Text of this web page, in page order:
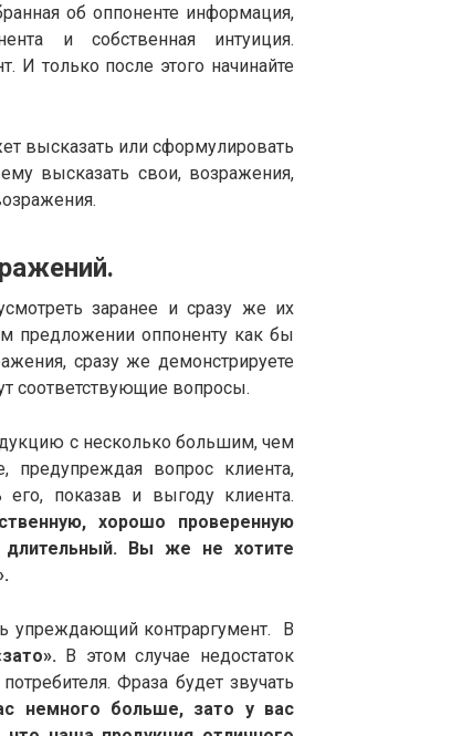
об оппоненте информация,
и собственная интуиция.
И только после этого начинайте
высказать или сформулировать
высказать свои, возражения,
заранее и сразу же их
предложении оппоненту как бы
сразу же демонстрируете
соответствующие вопросы.
с несколько большим, чем
предупреждая вопрос клиента,
показав и выгоду клиента.
хорошо проверенную
Вы же не хотите
упреждающий контраргумент. В
В этом случае недостаток
Фраза будет звучать
немного больше, зато у вас